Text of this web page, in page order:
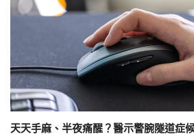
天天手麻、半夜痛醒？醫示警腕隧道